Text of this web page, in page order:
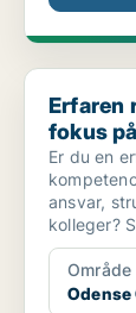
Erfaren
Erfaren
fokus
Er du en
ansvar,
kolleger?
Område
Odense